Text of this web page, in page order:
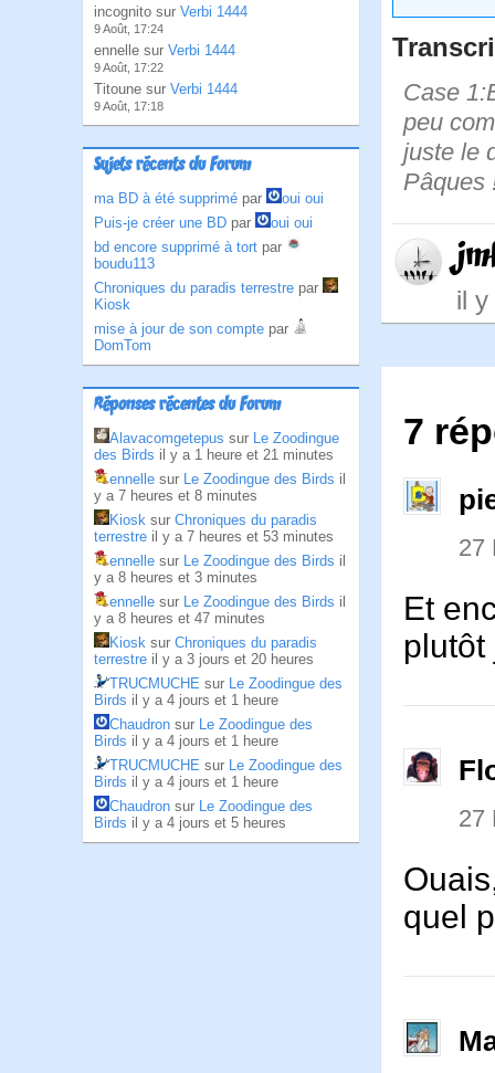
incognito sur Verbi 1444
9 Août, 17:24
ennelle sur Verbi 1444
9 Août, 17:22
Titoune sur Verbi 1444
9 Août, 17:18
Sujets récents du Forum
ma BD à été supprimé par
oui oui
Puis-je créer une BD par
oui oui
bd encore supprimé à tort par
boudu113
Chroniques du paradis terrestre par
Kiosk
mise à jour de son compte par
DomTom
Réponses récentes du Forum
Alavacomgetepus sur Le Zoodingue
des Birds il y a 1 heure et 21 minutes
ennelle sur Le Zoodingue des Birds il
y a 7 heures et 8 minutes
Kiosk sur Chroniques du paradis
terrestre il y a 7 heures et 53 minutes
ennelle sur Le Zoodingue des Birds il
y a 8 heures et 3 minutes
ennelle sur Le Zoodingue des Birds il
y a 8 heures et 47 minutes
Kiosk sur Chroniques du paradis
terrestre il y a 3 jours et 20 heures
TRUCMUCHE sur Le Zoodingue des
Birds il y a 4 jours et 1 heure
Chaudron sur Le Zoodingue des
Birds il y a 4 jours et 1 heure
TRUCMUCHE sur Le Zoodingue des
Birds il y a 4 jours et 1 heure
Chaudron sur Le Zoodingue des
Birds il y a 4 jours et 5 heures
Case
peu
juste le
Pâques
il y
7
27
Et
plutôt
27
quel